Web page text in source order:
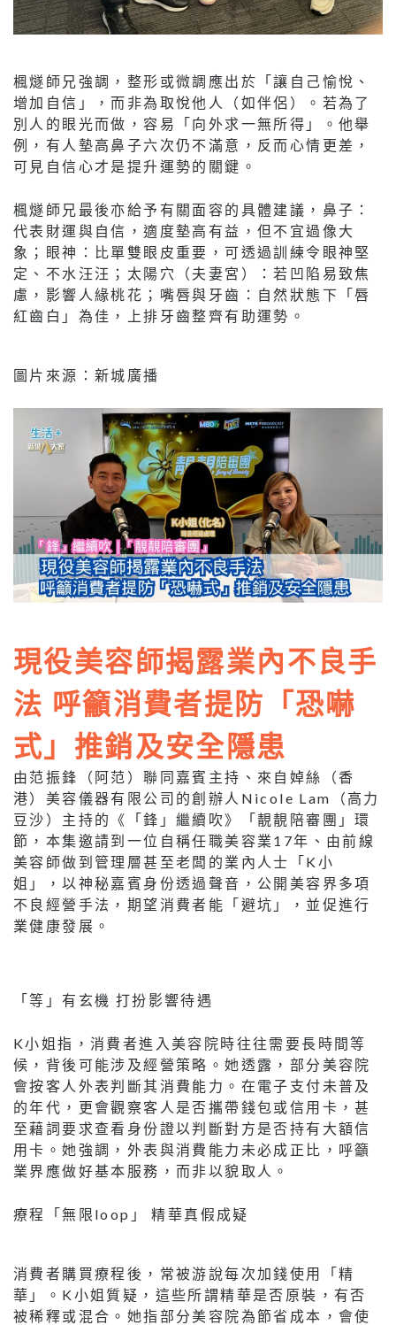
楓燧師兄強調，整形或微調應出於「讓自己愉悅、
增加自信」，而非為取悅他人（如伴侶）。若為了
別人的眼光而做，容易「向外求一無所得」。他舉
例，有人墊高鼻子六次仍不滿意，反而心情更差，
可見自信心才是提升運勢的關鍵。
楓燧師兄最後亦給予有關面容的具體建議，鼻子：
代表財運與自信，適度墊高有益，但不宜過像大
象；眼神：比單雙眼皮重要，可透過訓練令眼神堅
定、不水汪汪；太陽穴（夫妻宮）：若凹陷易致焦
慮，影響人緣桃花；嘴唇與牙齒：自然狀態下「唇
紅齒白」為佳，上排牙齒整齊有助運勢。
圖片來源：新城廣播
現役美容師揭露業內不良手
法 呼籲消費者提防「恐嚇
式」推銷及安全隱患
由范振鋒（阿范）聯同嘉賓主持、來自婥絲（香
港）美容儀器有限公司的創辦人Nicole Lam（高力
豆沙）主持的《「鋒」繼續吹》「靚靚陪審團」環
節，本集邀請到一位自稱任職美容業17年、由前線
美容師做到管理層甚至老闆的業內人士「K小
姐」，以神秘嘉賓身份透過聲音，公開美容界多項
不良經營手法，期望消費者能「避坑」，並促進行
業健康發展。
「等」有玄機 打扮影響待遇
K小姐指，消費者進入美容院時往往需要長時間等
候，背後可能涉及經營策略。她透露，部分美容院
會按客人外表判斷其消費能力。在電子支付未普及
的年代，更會觀察客人是否攜帶錢包或信用卡，甚
至藉詞要求查看身份證以判斷對方是否持有大額信
用卡。她強調，外表與消費能力未必成正比，呼籲
業界應做好基本服務，而非以貌取人。
療程「無限loop」 精華真假成疑
消費者購買療程後，常被游說每次加錢使用「精
華」。K小姐質疑，這些所謂精華是否原裝，有否
被稀釋或混合。她指部分美容院為節省成本，會使